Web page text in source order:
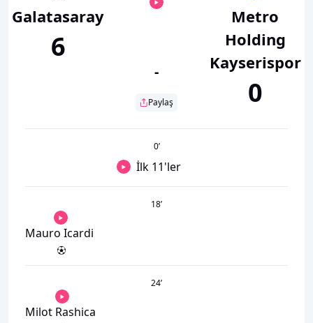
Galatasaray
6
-
Paylaş
Metro
Holding
Kayserispor
0
0’
İlk 11'ler
18’
Mauro Icardi
24’
Milot Rashica